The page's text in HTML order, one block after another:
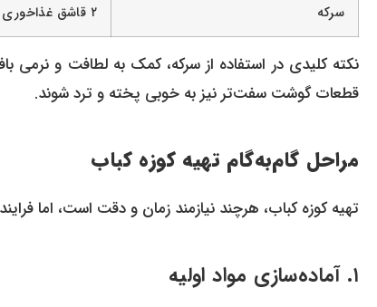
سرکه ۲ قاشق غذاخوری
نکته کلیدی در استفاده از سرکه، کمک به لطافت و
قطعات گوشت سفت‌تر نیز به خوبی پخته و ترد شوند.
مراحل گام‌به‌گام تهیه کوزه‌ کباب
تهیه کوزه‌ کباب، هرچند نیازمند زمان و دقت است،
۱. آماده‌سازی مواد اولیه